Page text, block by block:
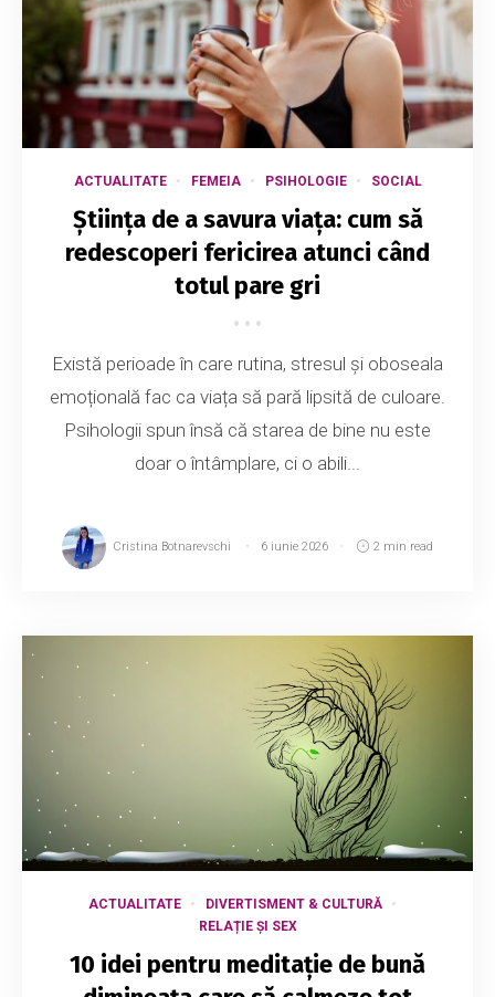
ACTUALITATE FEMEIA PSIHOLOGIE SOCIAL
Știința de a savura viața: cum să
redescoperi fericirea atunci când
totul pare gri
Există perioade în care rutina, stresul și oboseala
emoțională fac ca viața să pară lipsită de culoare.
Psihologii spun însă că starea de bine nu este
doar o întâmplare, ci o abili...
Cristina Botnarevschi 6 iunie 2026 2 min read
ACTUALITATE
DIVERTISMENT & CULTURĂ
RELAȚIE ȘI SEX
10 idei pentru meditație de bună